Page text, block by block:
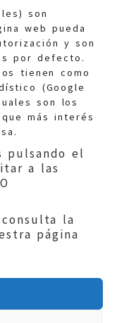
son
web pueda
y son
por defecto.
tienen como
(Google
son los
más interés
pulsando el
a las
la
página
/
|
de Aragón|